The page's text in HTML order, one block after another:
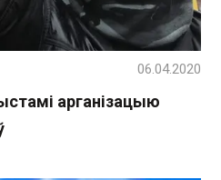
арганізацыю
06.04.2020